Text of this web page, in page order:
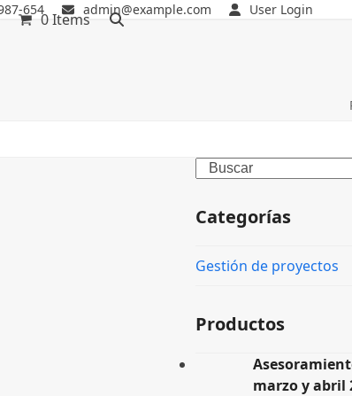
654 admin@example.com User Login
0 Items
Search
Categorías
Gestión de proyectos
Productos
marzo y abril